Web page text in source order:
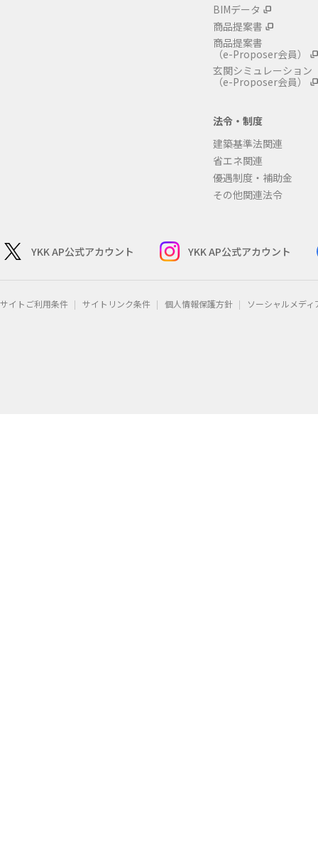
BIMデータ
商品提案書
商品提案書
（e-Proposer会員）
玄関シミュレーション
（e-Proposer会員）
法令・制度
建築基準法関連
省エネ関連
優遇制度・補助金
その他関連法令
YKK AP公式アカウント YKK AP公式アカウント
サイトご利用条件 サイトリンク条件 個人情報保護方針 ソーシャルメデ